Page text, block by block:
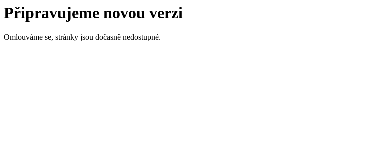
Připravujeme novou verzi
Omlouváme se, stránky jsou dočasně nedostupné.